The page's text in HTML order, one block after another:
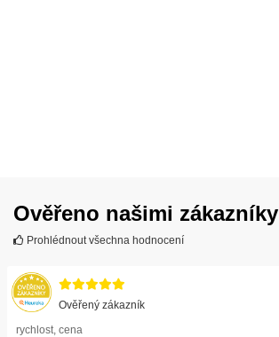
Ověřeno našimi zákazníky
Prohlédnout všechna hodnocení
Ověřený zákazník
rychlost, cena